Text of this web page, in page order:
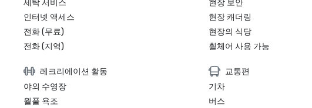
세탁 서비스
인터넷 액세스
전화 (무료)
전화 (지역)
현장 보안
현장 캐더링
현장의 식당
휠체어 사용 가능
레크리에이션 활동
야외 수영장
월풀 욕조
교통편
기차
버스